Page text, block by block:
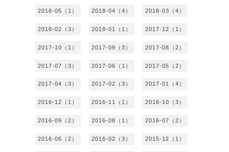
2018-05（1） 2018-04（4） 2018-03（4）
2018-02（3） 2018-01（1） 2017-12（1）
2017-10（1） 2017-09（3） 2017-08（2）
2017-07（3） 2017-06（1） 2017-05（2）
2017-04（3） 2017-02（3） 2017-01（4）
2016-12（1） 2016-11（1） 2016-10（3）
2016-09（2） 2016-08（1） 2016-07（2）
2016-06（2） 2016-02（3） 2015-12（1）